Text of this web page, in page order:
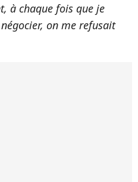
à chaque fois que je
on me refusait